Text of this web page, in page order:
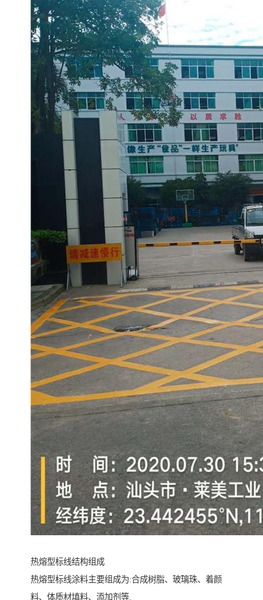
热熔型标线结构组成
热熔型标线涂料主要组成为:合成树脂、玻璃珠、着颜
料、体质材填料、添加剂等.